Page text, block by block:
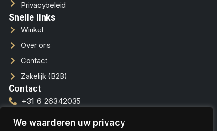
We waarderen uw privacy
Privacybeleid
Snelle links
Winkel
Over ons
Contact
Zakelijk (B2B)
Contact
+31 6 26342035
info@lussofera.nl